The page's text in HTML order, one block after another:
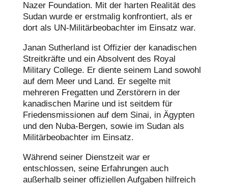
Nazer Foundation. Mit der harten Realität des
Sudan wurde er erstmalig konfrontiert, als er
dort als UN-Militärbeobachter im Einsatz war.
Janan Sutherland ist Offizier der kanadischen
Streitkräfte und ein Absolvent des Royal
Military College. Er diente seinem Land sowohl
auf dem Meer und Land. Er segelte mit
mehreren Fregatten und Zerstörern in der
kanadischen Marine und ist seitdem für
Friedensmissionen auf dem Sinai, in Ägypten
und den Nuba-Bergen, sowie im Sudan als
Militärbeobachter im Einsatz.
Während seiner Dienstzeit war er
entschlossen, seine Erfahrungen auch
außerhalb seiner offiziellen Aufgaben hilfreich